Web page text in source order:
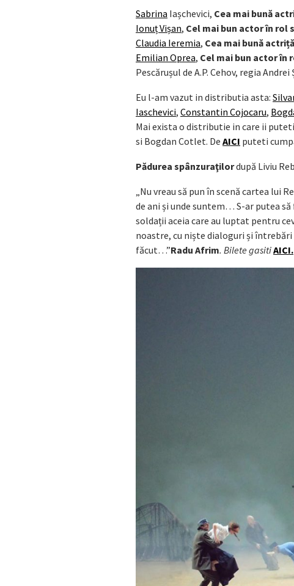
Sabrina Iașchevici, Cea mai bună
Ionuț Vișan, Cel mai bun actor în rol
Claudia Ieremia, Cea mai bună
Emilian Oprea, Cel mai bun actor în
Pescărușul de A.P. Cehov, regia
Eu l-am vazut in distributia asta:
Iaschevici,Constantin Cojocaru,
Mai exista o distributie in care ii
si Bogdan Cotlet. DeAICI puteti
Pădurea spânzuraţilordupă Liviu
„Nu vreau să pun în scenă cartea lui
de ani și unde suntem… S-ar putea
soldații aceia care au luptat pentru
noastre, cu niște dialoguri și întrebări
făcut…”Radu Afrim. Bilete gasitiAICI.